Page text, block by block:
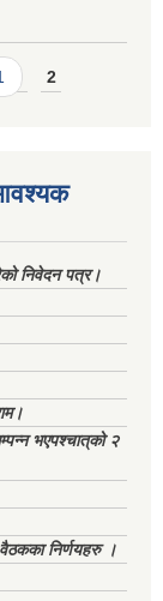
2
निवेदन पत्र।
भएपश्चात्‌को २
निर्णयहरु ।